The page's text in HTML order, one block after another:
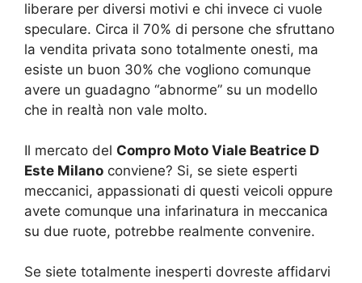
liberare per diversi motivi e chi invece ci vuole
speculare. Circa il 70% di persone che sfruttano
la vendita privata sono totalmente onesti, ma
esiste un buon 30% che vogliono comunque
avere un guadagno “abnorme” su un modello
che in realtà non vale molto.
Il mercato del Compro Moto Viale Beatrice D
Este Milano conviene? Si, se siete esperti
meccanici, appassionati di questi veicoli oppure
avete comunque una infarinatura in meccanica
su due ruote, potrebbe realmente convenire.
Se siete totalmente inesperti dovreste affidarvi